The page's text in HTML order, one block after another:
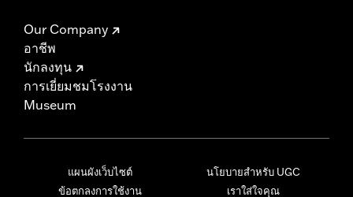
Our Company
อาชีพ
นักลงทุน
การเยี่ยมชมโรงงาน
Museum
แผนผังเว็บไซต์
ข้อตกลงการใช้งาน
นโยบายสำหรับ UGC
เราใส่ใจคุณ